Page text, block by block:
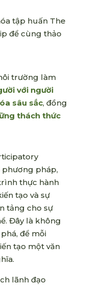
tập huấn The
để cùng thảo
trường làm
với người
sâu sắc, đồng
thách thức
pháp,
thực hành
tạo và sự
tảng cho sự
Đây là không
để mỗi
tạo một văn
lãnh đạo